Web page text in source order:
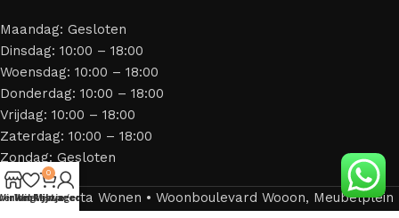
Maandag: Gesloten
Dinsdag: 10:00 – 18:00
Woensdag: 10:00 – 18:00
Donderdag: 10:00 – 18:00
Vrijdag: 10:00 – 18:00
Zaterdag: 10:00 – 18:00
Zondag: Gesloten
© 2026 Arista Wonen • Woonboulevard Wooon, Meubelplein
0
Winkelwagen
Mijn account